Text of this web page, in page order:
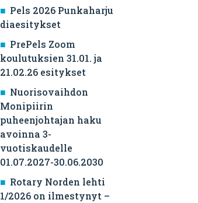
Pels 2026 Punkaharju
diaesitykset
PrePels Zoom
koulutuksien 31.01. ja
21.02.26 esitykset
Nuorisovaihdon
Monipiirin
puheenjohtajan haku
avoinna 3-
vuotiskaudelle
01.07.2027-30.06.2030
Rotary Norden lehti
1/2026 on ilmestynyt –